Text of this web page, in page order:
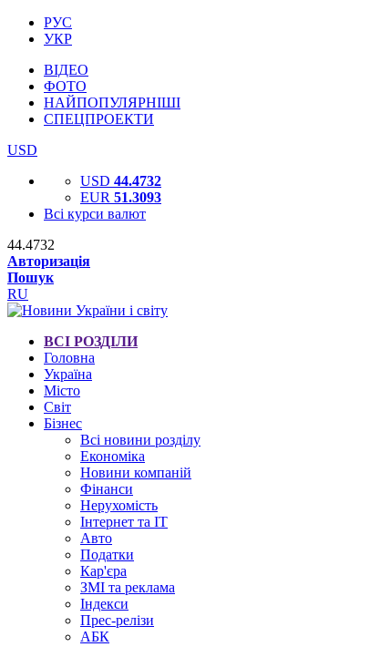
РУС
УКР
ВІДЕО
ФОТО
НАЙПОПУЛЯРНІШІ
СПЕЦПРОЕКТИ
USD
USD 44.4732
EUR 51.3093
Всі курси валют
44.4732
Авторизація
Пошук
RU
ВСІ РОЗДІЛИ
Головна
Україна
Місто
Світ
Бізнес
Всі новини розділу
Економіка
Новини компаній
Фінанси
Нерухомість
Інтернет та IT
Авто
Податки
Кар'єра
ЗМІ та реклама
Індекси
Прес-релізи
АБК